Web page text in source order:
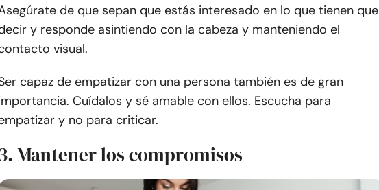
de que sepan que estás interesado en lo que tienen que
y responde asintiendo con la cabeza y manteniendo el
visual.
capaz de empatizar con una persona también es de gran
Cuídalos y sé amable con ellos. Escucha para
y no para criticar.
Mantener los compromisos